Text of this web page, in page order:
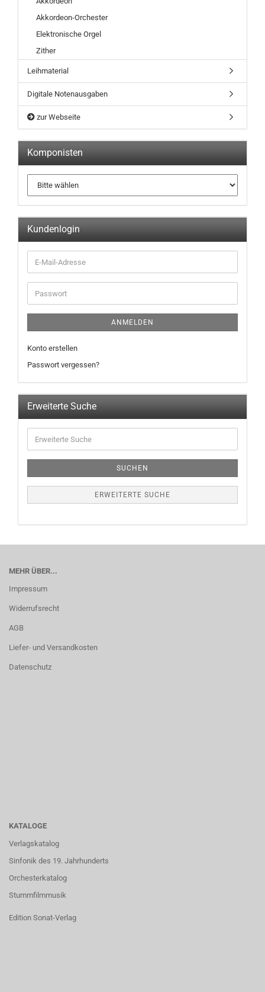
Akkordeon-Orchester
Elektronische Orgel
Zither
Leihmaterial
Digitale Notenausgaben
zur Webseite
Komponisten
Kundenlogin
ANMELDEN
Konto erstellen
Passwort vergessen?
Erweiterte Suche
SUCHEN
ERWEITERTE SUCHE
MEHR ÜBER...
Impressum
Widerrufsrecht
AGB
Liefer- und Versandkosten
Datenschutz
KATALOGE
Verlagskatalog
Sinfonik des 19. Jahrhunderts
Orchesterkatalog
Stummfilmmusik
Edition Sonat-Verlag